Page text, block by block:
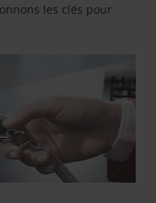
les clés pour